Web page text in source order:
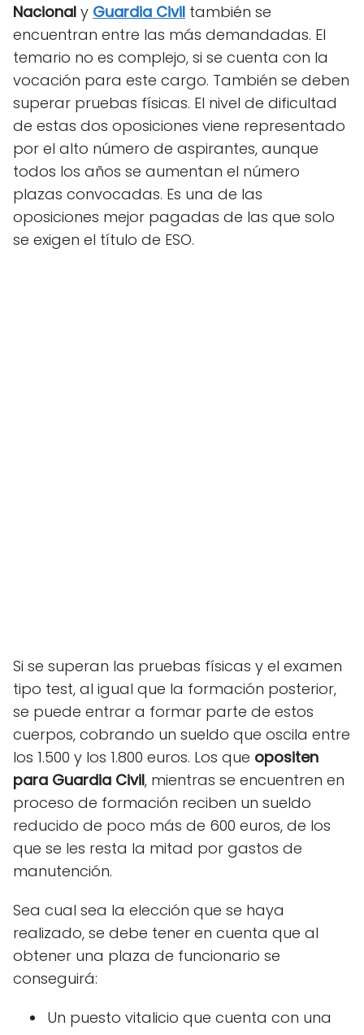
Nacional y Guardia Civil también se
encuentran entre las más demandadas. El
temario no es complejo, si se cuenta con la
vocación para este cargo. También se deben
superar pruebas físicas. El nivel de dificultad
de estas dos oposiciones viene representado
por el alto número de aspirantes, aunque
todos los años se aumentan el número
plazas convocadas. Es una de las
oposiciones mejor pagadas de las que solo
se exigen el título de ESO.
Si se superan las pruebas físicas y el examen
tipo test, al igual que la formación posterior,
se puede entrar a formar parte de estos
cuerpos, cobrando un sueldo que oscila entre
los 1.500 y los 1.800 euros. Los que opositen
para Guardia Civil, mientras se encuentren en
proceso de formación reciben un sueldo
reducido de poco más de 600 euros, de los
que se les resta la mitad por gastos de
manutención.
Sea cual sea la elección que se haya
realizado, se debe tener en cuenta que al
obtener una plaza de funcionario se
conseguirá:
Un puesto vitalicio que cuenta con una